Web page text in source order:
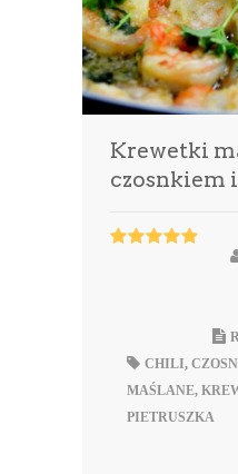
Krewetki
czosnkiem
CHILI,
MAŚLANE,
PIETRUSZKA